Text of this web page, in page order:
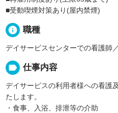
■受動喫煙対策あり(屋内禁煙)
info 職種
デイサービスセンターでの看護師
label 仕事内容
デイサービスの利用者様への看護
たします。
・食事、入浴、排泄等の介助